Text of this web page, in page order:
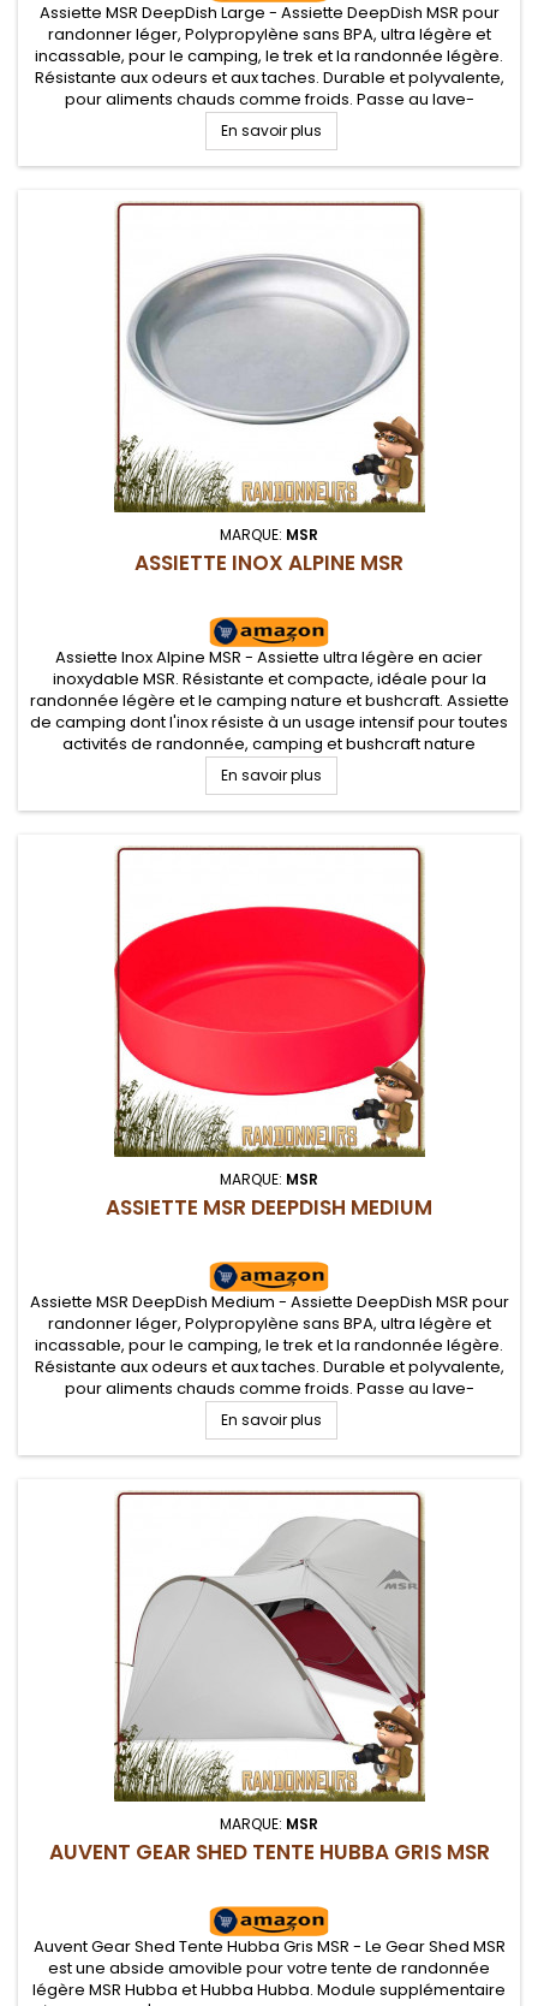
Assiette MSR DeepDish Large - Assiette DeepDish MSR pour
randonner léger, Polypropylène sans BPA, ultra légère et
incassable, pour le camping, le trek et la randonnée légère.
Résistante aux odeurs et aux taches. Durable et polyvalente,
pour aliments chauds comme froids. Passe au lave-
vaisselle.
En savoir plus
MARQUE: MSR
ASSIETTE INOX ALPINE MSR
Assiette Inox Alpine MSR - Assiette ultra légère en acier
inoxydable MSR. Résistante et compacte, idéale pour la
randonnée légère et le camping nature et bushcraft. Assiette
de camping dont l'inox résiste à un usage intensif pour toutes
activités de randonnée, camping et bushcraft nature
En savoir plus
MARQUE: MSR
ASSIETTE MSR DEEPDISH MEDIUM
Assiette MSR DeepDish Medium - Assiette DeepDish MSR pour
randonner léger, Polypropylène sans BPA, ultra légère et
incassable, pour le camping, le trek et la randonnée légère.
Résistante aux odeurs et aux taches. Durable et polyvalente,
pour aliments chauds comme froids. Passe au lave-
vaisselle.
En savoir plus
MARQUE: MSR
AUVENT GEAR SHED TENTE HUBBA GRIS MSR
Auvent Gear Shed Tente Hubba Gris MSR - Le Gear Shed MSR
est une abside amovible pour votre tente de randonnée
légère MSR Hubba et Hubba Hubba. Module supplémentaire